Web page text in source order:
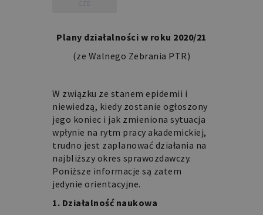
CZE
Plany działalności w roku 2020/21
(ze Walnego Zebrania PTR)
W związku ze stanem epidemii i
niewiedzą, kiedy zostanie ogłoszony
jego koniec i jak zmieniona sytuacja
wpłynie na rytm pracy akademickiej,
trudno jest zaplanować działania na
najbliższy okres sprawozdawczy.
Poniższe informacje są zatem
jedynie orientacyjne.
1. Działalność naukowa